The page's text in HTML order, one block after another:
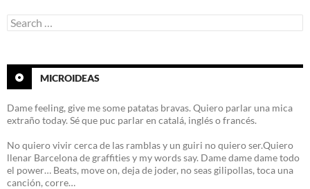
Search
for:
MICROIDEAS
Dame feeling, give me some patatas bravas. Quiero parlar una mica
extraño today. Sé que puc parlar en catalá, inglés o francés.
No quiero vivir cerca de las ramblas y un guiri no quiero ser.Quiero
llenar Barcelona de graffities y my words say. Dame dame dame todo
el power… Beats, move on, deja de joder, no seas gilipollas, toca una
canción, corre…